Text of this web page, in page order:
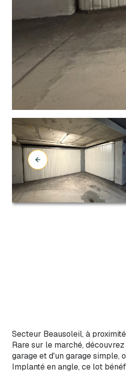
Secteur Beausoleil, à
Rare sur le marché,
garage et d'un garage simple,
Implanté en angle, ce lot